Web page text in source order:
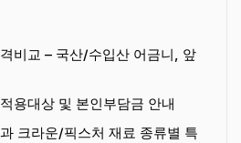
비교 – 국산/수입산 어금니, 앞
용대상 및 본인부담금 안내
크라운/픽스처 재료 종류별 특